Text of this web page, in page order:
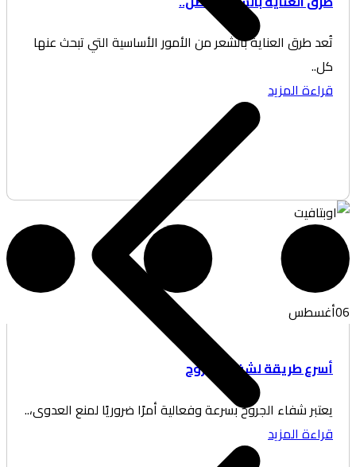
طرق العناية بالشعر من الأمور الأساسية التي تبحث عنها
المزيد
طريقة لشفاء الجروح
شفاء الجروح بسرعة وفعالية أمرًا ضروريًا لمنع العدوى،..
المزيد